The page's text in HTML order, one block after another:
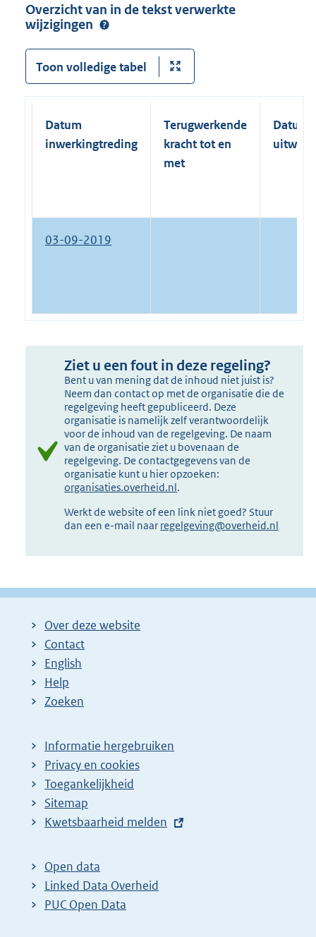
Overzicht van in de tekst verwerkte
wijzigingen
Toon volledige tabel
Datum
inwerkingtreding
Terugwerkende
kracht tot en
met
Datum
03-09-2019
Ziet u een fout in deze regeling?
Bent u van mening dat de inhoud niet juist is?
Neem dan contact op met de organisatie die de
regelgeving heeft gepubliceerd. Deze
organisatie is namelijk zelf verantwoordelijk
voor de inhoud van de regelgeving. De naam
van de organisatie ziet u bovenaan de
regelgeving. De contactgegevens van de
organisatie kunt u hier opzoeken:
organisaties.overheid.nl.
Werkt de website of een link niet goed? Stuur
dan een e-mail naar regelgeving@overheid.nl
Over deze website
Contact
English
Help
Zoeken
Informatie hergebruiken
Privacy en cookies
Toegankelijkheid
Sitemap
E
t
e
r
Kwetsbaarheid melden
Open data
Linked Data Overheid
PUC Open Data